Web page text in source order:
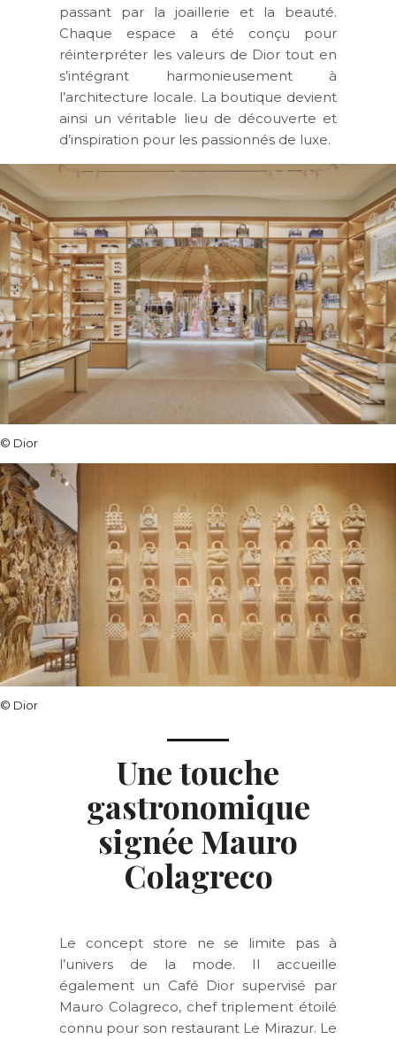
passant par la joaillerie et la beauté.
Chaque espace a été conçu pour
réinterpréter les valeurs de Dior tout en
s’intégrant harmonieusement à
l’architecture locale. La boutique devient
ainsi un véritable lieu de découverte et
d’inspiration pour les passionnés de luxe.
© Dior
© Dior
Une touche
gastronomique
signée Mauro
Colagreco
Le concept store ne se limite pas à
l’univers de la mode. Il accueille
également un Café Dior supervisé par
Mauro Colagreco, chef triplement étoilé
connu pour son restaurant Le Mirazur. Le